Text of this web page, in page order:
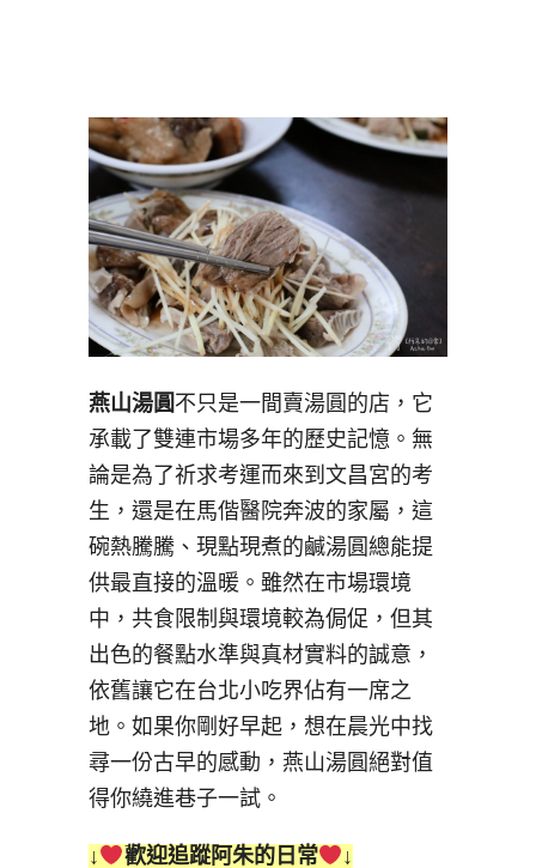
燕山湯圓 不只是一間賣湯圓的店，它
承載了雙連市場多年的歷史記憶。無
論是為了祈求考運而來到文昌宮的考
生，還是在馬偕醫院奔波的家屬，這
碗熱騰騰、現點現煮的鹹湯圓總能提
供最直接的溫暖。雖然在市場環境
中，共食限制與環境較為侷促，但其
出色的餐點水準與真材實料的誠意，
依舊讓它在台北小吃界佔有一席之
地。如果你剛好早起，想在晨光中找
尋一份古早的感動，燕山湯圓絕對值
得你繞進巷子一試。
↓ 歡迎追蹤阿朱的日常 ↓